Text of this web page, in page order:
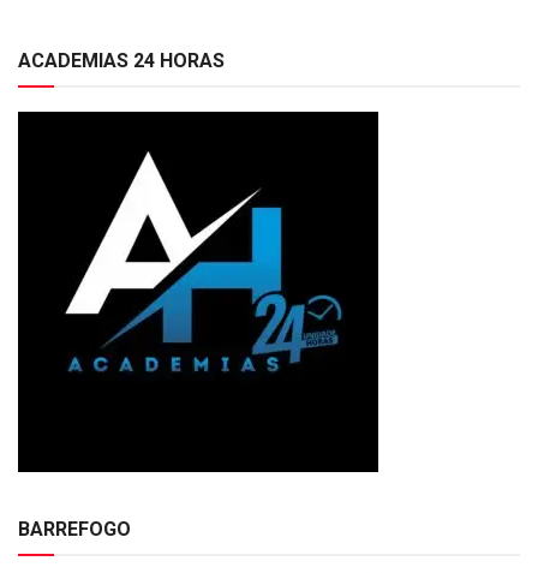
ACADEMIAS 24 HORAS
BARREFOGO